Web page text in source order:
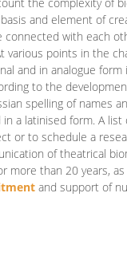
and element of
connected with each
various points in the
and in analogue
to the
spelling of names
a latinised form. A
or to schedule a
of theatrical
more than 20 years,
and support of